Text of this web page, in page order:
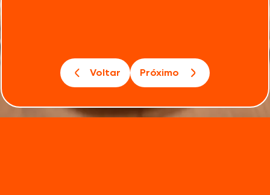
Voltar Próximo